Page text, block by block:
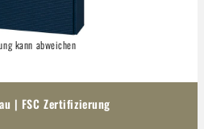
kann abweichen
| FSC Zertifizierung